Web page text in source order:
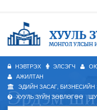
НЭВТРЭХ ЭЛСЭГЧ
АЖИЛТАН
ЭДИЙН ЗАСАГ, БИЗНЕСИЙН
ХУУЛЬ ЗҮЙН ЗӨВЛӨГӨӨ
Эрдэм